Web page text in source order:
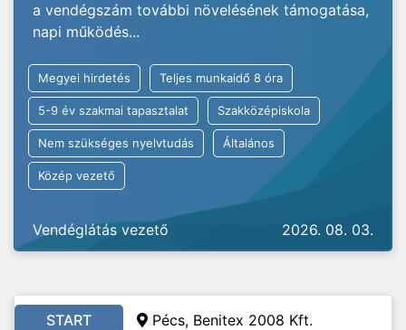
a vendégszám további növelésének támogatása,
napi működés...
Megyei hirdetés Teljes munkaidő 8 óra
5-9 év szakmai tapasztalat Szakközépiskola
Nem szükséges nyelvtudás Általános
Közép vezető
Vendéglátás vezető 2026. 08. 03.
START Pécs, Benitex 2008 Kft.